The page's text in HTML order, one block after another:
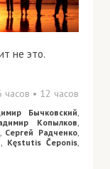
не это.
часов • 12 часов
Бычковский,
Копылков,
, Сергей Радченко,
, Kęstutis Čeponis,